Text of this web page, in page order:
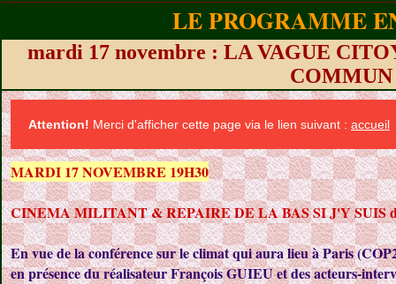
LE PROGRAMME
mardi 17 novembre : LA VAGUE
COMMUN
Attention! Merci d'afficher cette page via le lien suivant : accueil
MARDI 17 NOVEMBRE 19H30
CINEMA MILITANT & REPAIRE DE LA BAS SI J'Y SUIS
En vue de la conférence sur le climat qui aura lieu à Paris
en présence du réalisateur François GUIEU et des acteurs-